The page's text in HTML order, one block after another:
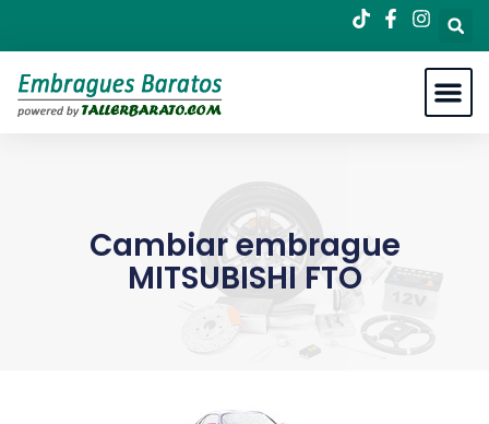
Cambiar embrague
MITSUBISHI FTO